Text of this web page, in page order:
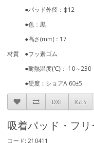
●パッド外径：ф12
●色：黒
●高さ(mm)：17
材質 ●フッ素ゴム
●耐熱温度(℃)：-10～230
●硬度：ショアA 60±5
DXF IGES
吸着パッド・フ
コード: 210411